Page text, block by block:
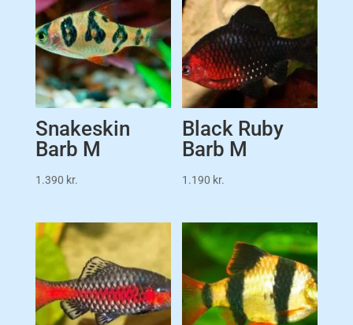
Snakeskin
Barb M
1.390 kr.
Black Ruby
Barb M
1.190 kr.